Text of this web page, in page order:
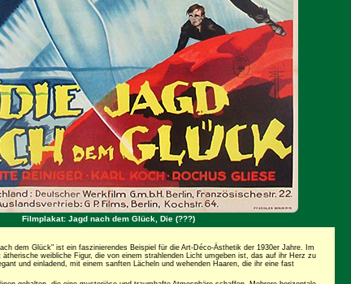
Filmplakat: Jagd nach dem Glück, Die (???)
dem Glück" ist ein faszinierendes Beispiel für die Art-Déco-Ästhetik der 1930er Jahre. Im
weibliche Figur, die von einem strahlenden Licht umgeben ist, das auf ihr Herz zu
und einladend, mit einem sanften Lächeln und wehenden Haaren, die ihr eine fast